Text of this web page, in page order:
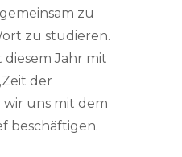
zu
zu studieren.
Jahr mit
der
wir uns mit dem
beschäftigen.